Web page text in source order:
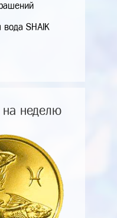
SHAIK
на неделю